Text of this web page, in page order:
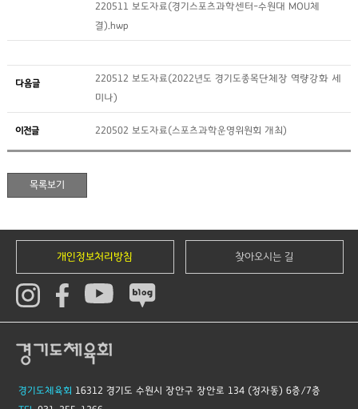
220511 보도자료(경기스포츠과학센터-수원대 MOU체
결).hwp
다음글
220512 보도자료(2022년도 경기도종목단체장 역량강화 세
미나)
이전글 220502 보도자료(스포츠과학운영위원회 개최)
개인정보처리방침 찾아오시는 길
경기도체육회 16312 경기도 수원시 장안구 장안로 134 (정자동) 6층/7층